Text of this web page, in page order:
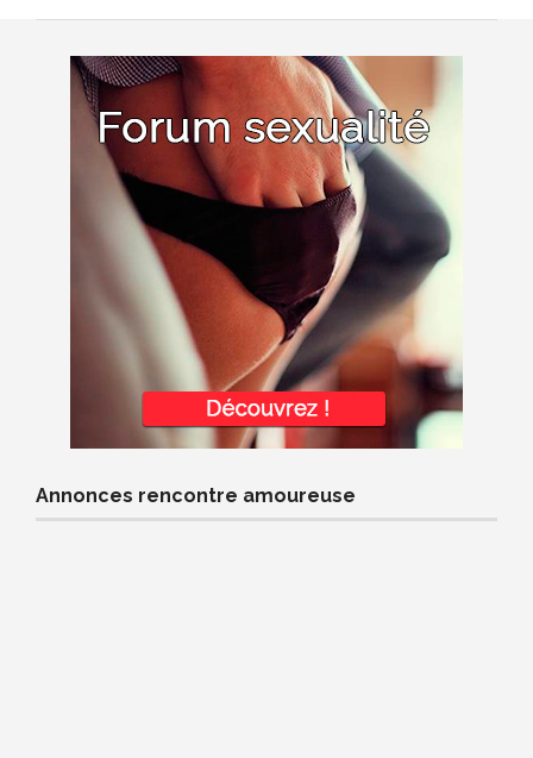
Annonces rencontre amoureuse